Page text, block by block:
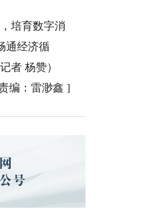
培育数字消
通经济循
者 杨赞）
编：雷渺鑫 ]